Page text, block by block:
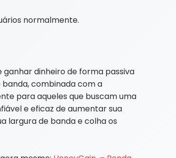
normalmente.
dinheiro de forma passiva
combinada com a
para aqueles que buscam uma
e eficaz de aumentar sua
largura de banda e colha os